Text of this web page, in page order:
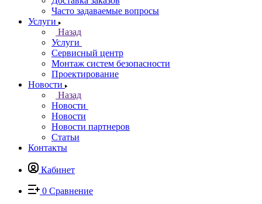
Часто задаваемые вопросы
Услуги
Назад
Услуги
Сервисный центр
Монтаж систем безопасности
Проектирование
Новости
Назад
Новости
Новости
Новости партнеров
Статьи
Контакты
Кабинет
0 Сравнение